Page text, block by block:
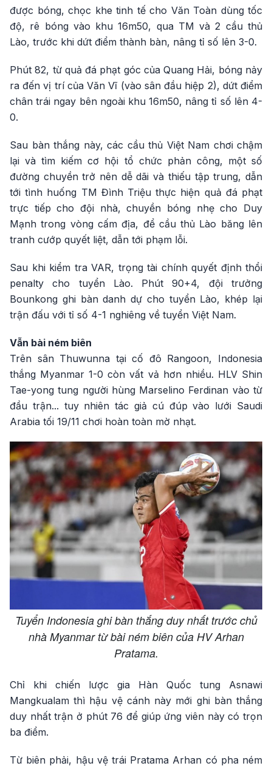
được bóng, chọc khe tinh tế cho Văn Toàn dùng tốc
độ, rê bóng vào khu 16m50, qua TM và 2 cầu thủ
Lào, trước khi dứt điểm thành bàn, nâng tỉ số lên 3-0.
Phút 82, từ quả đá phạt góc của Quang Hải, bóng nảy
ra đến vị trí của Văn Vĩ (vào sân đầu hiệp 2), dứt điểm
chân trái ngay bên ngoài khu 16m50, nâng tỉ số lên 4-
0.
Sau bàn thắng này, các cầu thủ Việt Nam chơi chậm
lại và tìm kiếm cơ hội tổ chức phản công, một số
đường chuyền trở nên dễ dãi và thiếu tập trung, dẫn
tới tình huống TM Đình Triệu thực hiện quả đá phạt
trực tiếp cho đội nhà, chuyền bóng nhẹ cho Duy
Mạnh trong vòng cấm địa, để cầu thủ Lào băng lên
tranh cướp quyết liệt, dẫn tới phạm lỗi.
Sau khi kiểm tra VAR, trọng tài chính quyết định thổi
penalty cho tuyển Lào. Phút 90+4, đội trưởng
Bounkong ghi bàn danh dự cho tuyển Lào, khép lại
trận đấu với tỉ số 4-1 nghiêng về tuyển Việt Nam.
Vẫn bài ném biên
Trên sân Thuwunna tại cố đô Rangoon, Indonesia
thắng Myanmar 1-0 còn vất vả hơn nhiều. HLV Shin
Tae-yong tung người hùng Marselino Ferdinan vào từ
đầu trận... tuy nhiên tác giả cú đúp vào lưới Saudi
Arabia tối 19/11 chơi hoàn toàn mờ nhạt.
Tuyển Indonesia ghi bàn thắng duy nhất trước chủ
nhà Myanmar từ bài ném biên của HV Arhan
Pratama.
Chỉ khi chiến lược gia Hàn Quốc tung Asnawi
Mangkualam thì hậu vệ cánh này mới ghi bàn thắng
duy nhất trận ở phút 76 để giúp ứng viên này có trọn
ba điểm.
Từ biên phải, hậu vệ trái Pratama Arhan có pha ném